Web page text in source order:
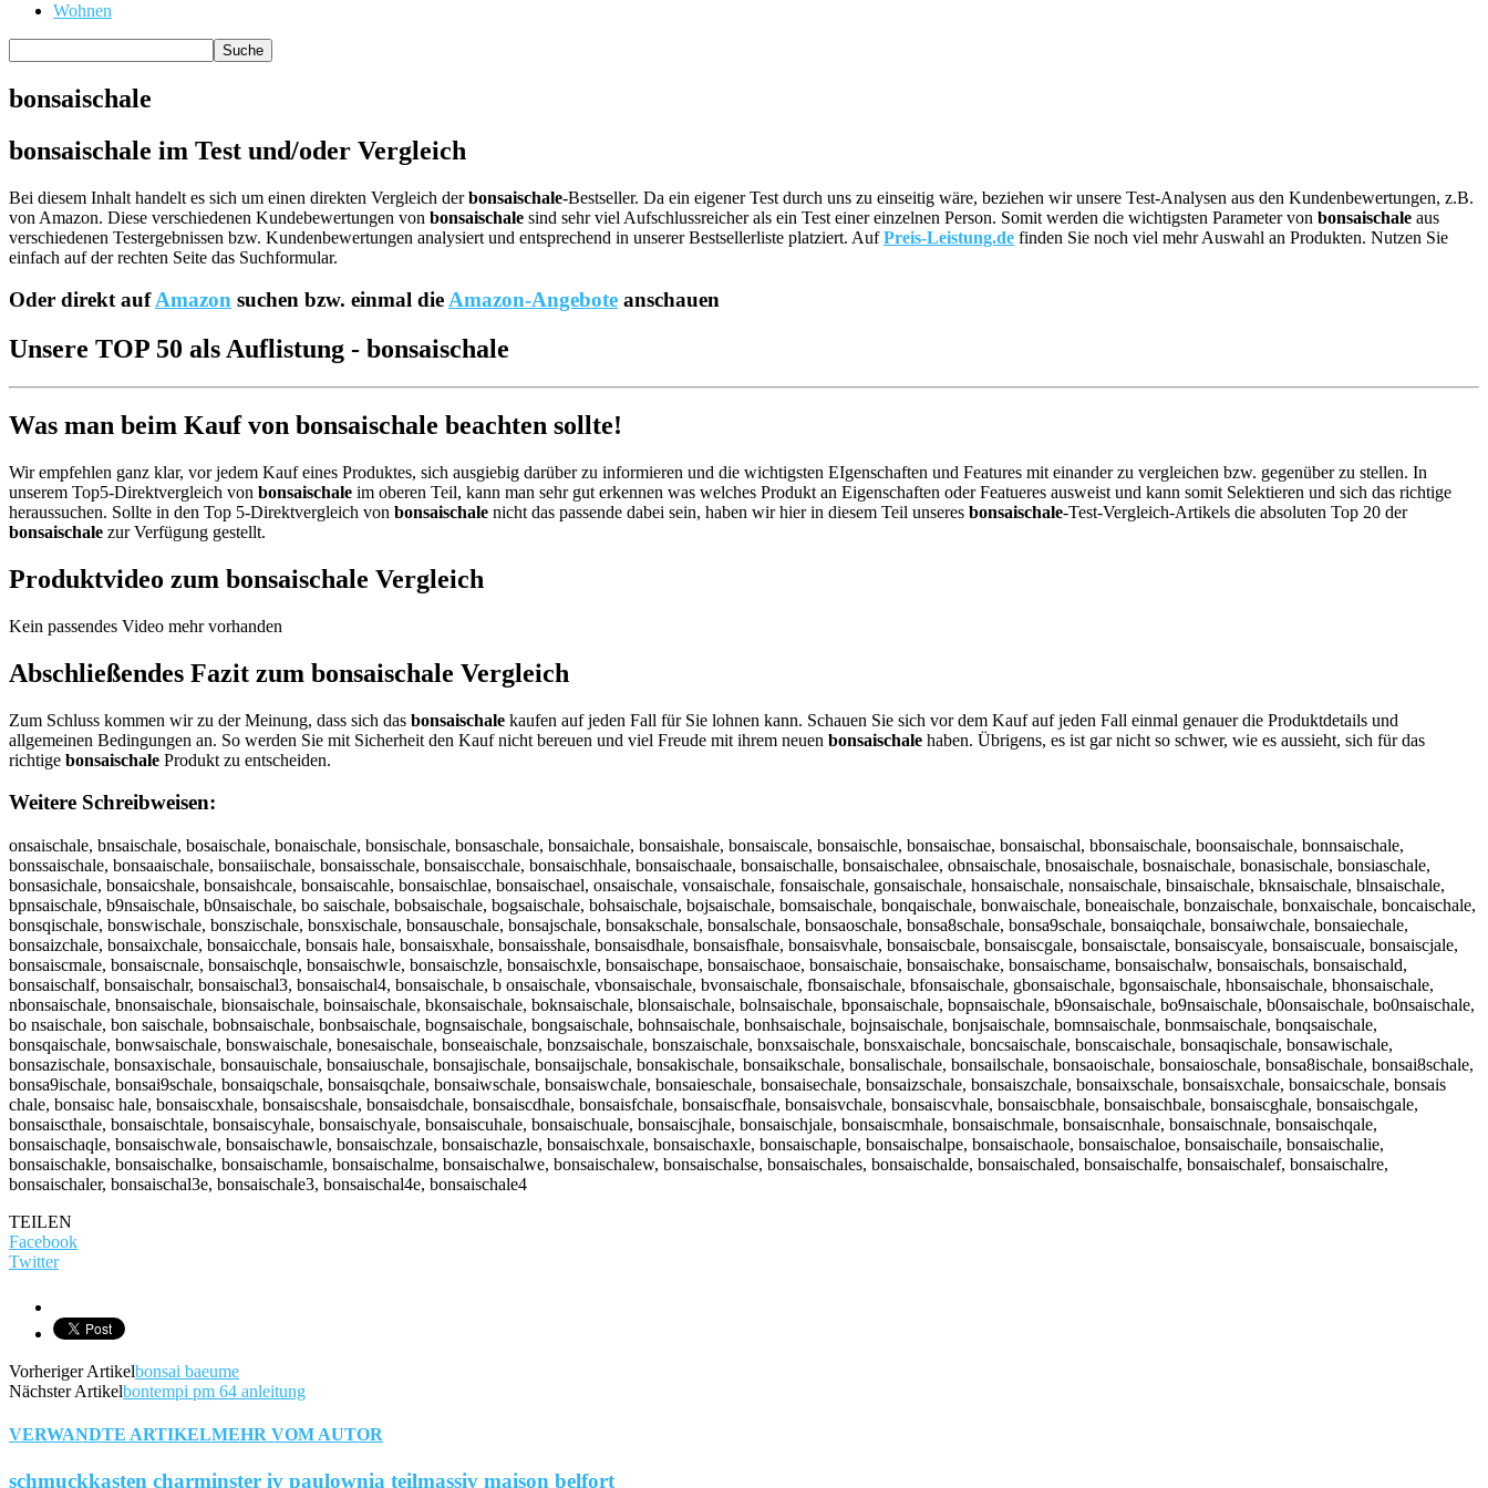
Wohnen
bonsaischale
bonsaischale im Test und/oder Vergleich
Bei diesem Inhalt handelt es sich um einen direkten Vergleich derbonsaischale-Bestseller. Da ein eigener Test durch uns zu einseitig wäre, beziehen wir unsere Test-Analysen aus den Kundenbewertungen, z.B.
von Amazon. Diese verschiedenen Kundebewertungen von bonsaischale sind sehr viel Aufschlussreicher als ein Test einer einzelnen Person. Somit werden die wichtigsten Parameter von bonsaischale aus
verschiedenen Testergebnissen bzw. Kundenbewertungen analysiert und entsprechend in unserer Bestsellerliste platziert. AufPreis-Leistung.de finden Sie noch viel mehr Auswahl an Produkten. Nutzen Sie
einfach auf der rechten Seite das Suchformular.
Oder direkt aufAmazon suchen bzw. einmal dieAmazon-Angebote anschauen
Unsere TOP 50 als Auflistung - bonsaischale
Was man beim Kauf von bonsaischale beachten sollte!
Wir empfehlen ganz klar, vor jedem Kauf eines Produktes, sich ausgiebig darüber zu informieren und die wichtigsten EIgenschaften und Features mit einander zu vergleichen bzw. gegenüber zu stellen. In
unserem Top5-Direktvergleich von bonsaischale im oberen Teil, kann man sehr gut erkennen was welches Produkt an Eigenschaften oder Featueres ausweist und kann somit Selektieren und sich das richtige
heraussuchen. Sollte in den Top 5-Direktvergleich von bonsaischale nicht das passende dabei sein, haben wir hier in diesem Teil unseres bonsaischale-Test-Vergleich-Artikels die absoluten Top 20 der
bonsaischale zur Verfügung gestellt.
Produktvideo zum bonsaischale Vergleich
Kein passendes Video mehr vorhanden
Abschließendes Fazit zum bonsaischale Vergleich
Zum Schluss kommen wir zu der Meinung, dass sich das bonsaischale kaufen auf jeden Fall für Sie lohnen kann. Schauen Sie sich vor dem Kauf auf jeden Fall einmal genauer die Produktdetails und
allgemeinen Bedingungen an. So werden Sie mit Sicherheit den Kauf nicht bereuen und viel Freude mit ihrem neuen bonsaischale haben. Übrigens, es ist gar nicht so schwer, wie es aussieht, sich für das
richtige bonsaischale Produkt zu entscheiden.
Weitere Schreibweisen:
onsaischale, bnsaischale, bosaischale, bonaischale, bonsischale, bonsaschale, bonsaichale, bonsaishale, bonsaiscale, bonsaischle, bonsaischae, bonsaischal, bbonsaischale, boonsaischale, bonnsaischale,
bonssaischale, bonsaaischale, bonsaiischale, bonsaisschale, bonsaiscchale, bonsaischhale, bonsaischaale, bonsaischalle, bonsaischalee, obnsaischale, bnosaischale, bosnaischale, bonasischale, bonsiaschale,
bonsasichale, bonsaicshale, bonsaishcale, bonsaiscahle, bonsaischlae, bonsaischael, onsaischale, vonsaischale, fonsaischale, gonsaischale, honsaischale, nonsaischale, binsaischale, bknsaischale, blnsaischale,
bpnsaischale, b9nsaischale, b0nsaischale, bo saischale, bobsaischale, bogsaischale, bohsaischale, bojsaischale, bomsaischale, bonqaischale, bonwaischale, boneaischale, bonzaischale, bonxaischale, boncaischale,
bonsqischale, bonswischale, bonszischale, bonsxischale, bonsauschale, bonsajschale, bonsakschale, bonsalschale, bonsaoschale, bonsa8schale, bonsa9schale, bonsaiqchale, bonsaiwchale, bonsaiechale,
bonsaizchale, bonsaixchale, bonsaicchale, bonsais hale, bonsaisxhale, bonsaisshale, bonsaisdhale, bonsaisfhale, bonsaisvhale, bonsaiscbale, bonsaiscgale, bonsaisctale, bonsaiscyale, bonsaiscuale, bonsaiscjale,
bonsaiscmale, bonsaiscnale, bonsaischqle, bonsaischwle, bonsaischzle, bonsaischxle, bonsaischape, bonsaischaoe, bonsaischaie, bonsaischake, bonsaischame, bonsaischalw, bonsaischals, bonsaischald,
bonsaischalf, bonsaischalr, bonsaischal3, bonsaischal4, bonsaischale, b onsaischale, vbonsaischale, bvonsaischale, fbonsaischale, bfonsaischale, gbonsaischale, bgonsaischale, hbonsaischale, bhonsaischale,
nbonsaischale, bnonsaischale, bionsaischale, boinsaischale, bkonsaischale, boknsaischale, blonsaischale, bolnsaischale, bponsaischale, bopnsaischale, b9onsaischale, bo9nsaischale, b0onsaischale, bo0nsaischale,
bo nsaischale, bon saischale, bobnsaischale, bonbsaischale, bognsaischale, bongsaischale, bohnsaischale, bonhsaischale, bojnsaischale, bonjsaischale, bomnsaischale, bonmsaischale, bonqsaischale,
bonsqaischale, bonwsaischale, bonswaischale, bonesaischale, bonseaischale, bonzsaischale, bonszaischale, bonxsaischale, bonsxaischale, boncsaischale, bonscaischale, bonsaqischale, bonsawischale,
bonsazischale, bonsaxischale, bonsauischale, bonsaiuschale, bonsajischale, bonsaijschale, bonsakischale, bonsaikschale, bonsalischale, bonsailschale, bonsaoischale, bonsaioschale, bonsa8ischale, bonsai8schale,
bonsa9ischale, bonsai9schale, bonsaiqschale, bonsaisqchale, bonsaiwschale, bonsaiswchale, bonsaieschale, bonsaisechale, bonsaizschale, bonsaiszchale, bonsaixschale, bonsaisxchale, bonsaicschale, bonsais
chale, bonsaisc hale, bonsaiscxhale, bonsaiscshale, bonsaisdchale, bonsaiscdhale, bonsaisfchale, bonsaiscfhale, bonsaisvchale, bonsaiscvhale, bonsaiscbhale, bonsaischbale, bonsaiscghale, bonsaischgale,
bonsaiscthale, bonsaischtale, bonsaiscyhale, bonsaischyale, bonsaiscuhale, bonsaischuale, bonsaiscjhale, bonsaischjale, bonsaiscmhale, bonsaischmale, bonsaiscnhale, bonsaischnale, bonsaischqale,
bonsaischaqle, bonsaischwale, bonsaischawle, bonsaischzale, bonsaischazle, bonsaischxale, bonsaischaxle, bonsaischaple, bonsaischalpe, bonsaischaole, bonsaischaloe, bonsaischaile, bonsaischalie,
bonsaischakle, bonsaischalke, bonsaischamle, bonsaischalme, bonsaischalwe, bonsaischalew, bonsaischalse, bonsaischales, bonsaischalde, bonsaischaled, bonsaischalfe, bonsaischalef, bonsaischalre,
bonsaischaler, bonsaischal3e, bonsaischale3, bonsaischal4e, bonsaischale4
TEILEN
Facebook
Twitter
Vorheriger Artikelbonsai baeume
Nächster Artikelbontempi pm 64 anleitung
VERWANDTE ARTIKELMEHR VOM AUTOR
schmuckkasten charminster iv paulownia teilmassiv maison belfort